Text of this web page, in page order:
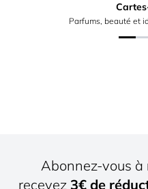
Parfums, beauté et
Abonnez-vous
recevez 3€ de